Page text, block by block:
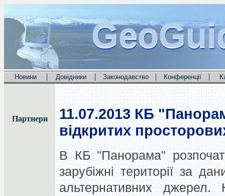
Новини | Довідники | Законодавство | Конференції |
Партнери 11.07.2013 КБ
відкритих
В КБ "Панорама"
зарубіжні території за
альтернативних
джерел.